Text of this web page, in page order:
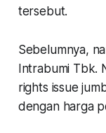
tersebut.
Sebelumnya,
Intrabumi Tbk.
rights issue
dengan harga